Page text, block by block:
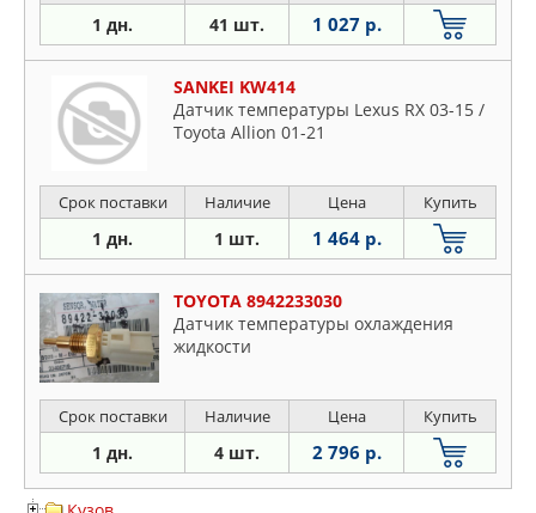
1 дн. 41 шт. 1 027 р.
SANKEI KW414
Датчик температуры Lexus RX 03-15 /
Toyota Allion 01-21
Срок поставки Наличие Цена Купить
1 дн. 1 шт. 1 464 р.
TOYOTA 8942233030
Датчик температуры охлаждения
жидкости
Срок поставки Наличие Цена Купить
1 дн. 4 шт. 2 796 р.